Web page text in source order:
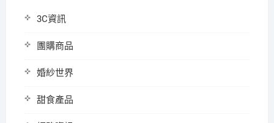
3C資訊
團購商品
婚紗世界
甜食產品